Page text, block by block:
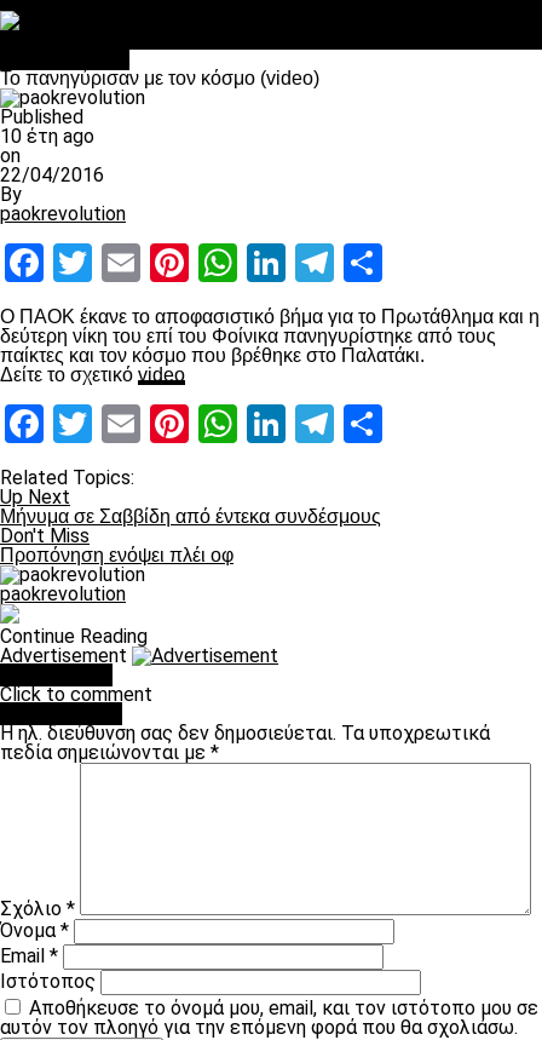
To πανηγύρισαν με τον κόσμο (video)
Published
10 έτη ago
on
22/04/2016
By
paokrevolution
Facebook
Twitter
EmailPinterest
WhatsApp
LinkedIn
Telegram
Ο ΠΑΟΚ έκανε το αποφασιστικό βήμα για το Πρωτάθλημα και η
δεύτερη νίκη του επί του Φοίνικα πανηγυρίστηκε από τους
παίκτες και τον κόσμο που βρέθηκε στο Παλατάκι.
Δείτε το σχετικό video
Facebook
Twitter
EmailPinterest
WhatsApp
LinkedIn
Telegram
Related Topics:
Up Next
Μήνυμα σε Σαββίδη από έντεκα συνδέσμους
Don't Miss
Προπόνηση ενόψει πλέι οφ
paokrevolution
Continue Reading
Advertisement
Click to comment
Η ηλ. διεύθυνση σας δεν δημοσιεύεται. Τα υποχρεωτικά
πεδία σημειώνονται με *
Σχόλιο *
Όνομα*
Email *
Ιστότοπος
Αποθήκευσε το όνομά μου, email, και τον ιστότοπο μου σε
αυτόν τον πλοηγό για την επόμενη φορά που θα σχολιάσω.